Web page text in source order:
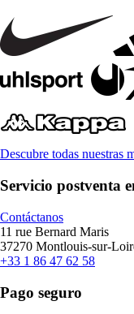
Descubre todas nuestras
Servicio postventa
Contáctanos
11 rue Bernard Maris
37270 Montlouis-sur-
+33 1 86 47 62 58
Pago seguro